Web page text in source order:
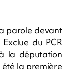
parole devant
du PCR
la députation
la première